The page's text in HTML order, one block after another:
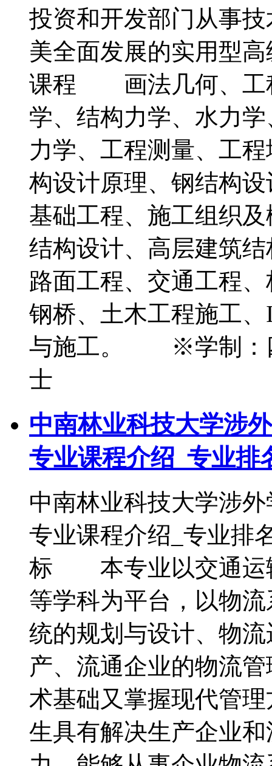
投资和开发部门从事
美全面发展的实用
课程 画法几何、工
学、结构力学、水力
力学、工程测量、工
构设计原理、钢结构
基础工程、施工组织
结构设计、高层建筑
路面工程、交通工程
钢桥、土木工程施工
与施工。 ※学制：
士
中南林业科技大学涉
专业课程介绍_专业排
中南林业科技大学涉
专业课程介绍_专业
标 本专业以交通运
等学科为平台，以物
统的规划与设计、物
产、流通企业的物流
术基础又掌握现代管
生具有解决生产企业